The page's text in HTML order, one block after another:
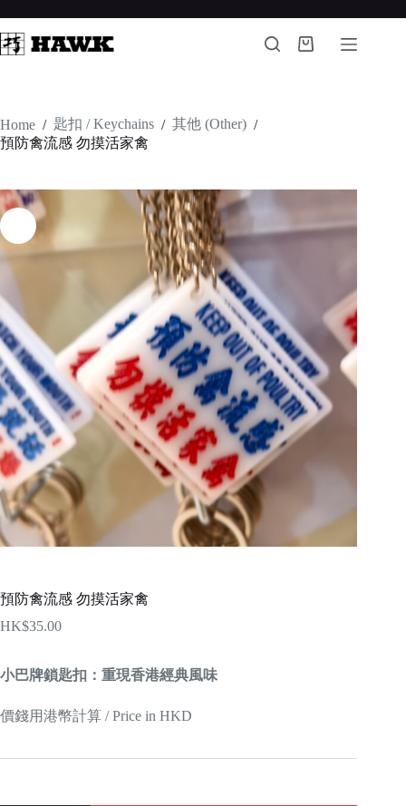
to
content
Shopping
Home / 匙扣 / Keychains / 其他 (Other) /
預防禽流感 勿摸活家禽
預防禽流感 勿摸活家禽
HK$35.00
小巴牌鎖匙扣：重現香港經典風味
價錢用港幣計算 / Price in HKD